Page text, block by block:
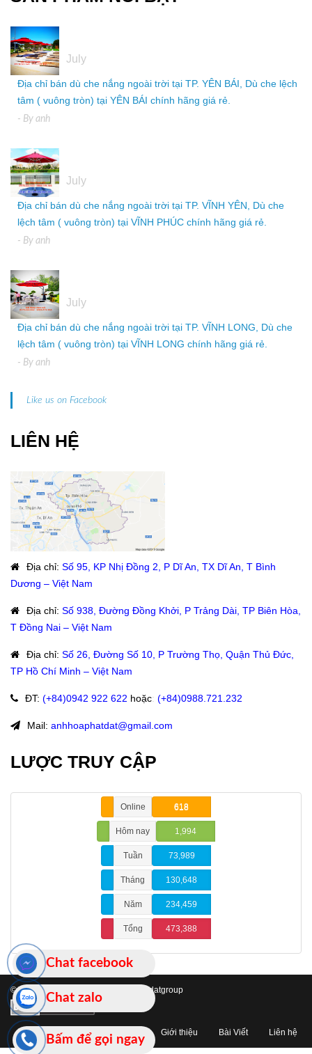
July
Địa chỉ bán dù che nắng ngoài trời tại TP. YÊN BÁI, Dù che lệch
tâm ( vuông tròn) tại YÊN BÁI chính hãng giá rẻ.
- By anh
July
Địa chỉ bán dù che nắng ngoài trời tại TP. VĨNH YÊN, Dù che
lệch tâm ( vuông tròn) tại VĨNH PHÚC chính hãng giá rẻ.
- By anh
July
Địa chỉ bán dù che nắng ngoài trời tại TP. VĨNH LONG, Dù che
lệch tâm ( vuông tròn) tại VĨNH LONG chính hãng giá rẻ.
- By anh
Like us on Facebook
LIÊN HỆ
Địa chỉ: Số 95, KP Nhị Đồng 2, P Dĩ An, TX Dĩ An, T Bình
Dương – Việt Nam
Địa chỉ: Số 938, Đường Đồng Khởi, P Trảng Dài, TP Biên Hòa,
T Đồng Nai – Việt Nam
Địa chỉ: Số 26, Đường Số 10, P Trường Thọ, Quận Thủ Đức,
TP Hồ Chí Minh – Việt Nam
ĐT: (+84)0942 922 622 hoặc: (+84)0988.721.232
Mail: anhhoaphatdat@gmail.com
LƯỢC TRUY CẬP
Online 618
Hôm nay 1,994
Tuần 73,989
Tháng 130,648
Năm 234,459
Tổng 473,388
© 2019 Bản quyền thuộc về hoaphatdatgroup
Bấm để gọi ngay
Chat zalo
Chat facebook
Trang chủ Giới thiệu Bài Viết Liên hệ